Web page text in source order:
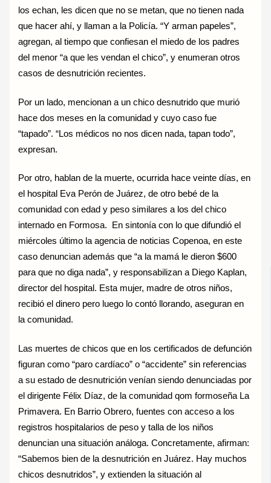
los echan, les dicen que no se metan, que no tienen nada
que hacer ahí, y llaman a la Policía. “Y arman papeles”,
agregan, al tiempo que confiesan el miedo de los padres
del menor “a que les vendan el chico”, y enumeran otros
casos de desnutrición recientes.
Por un lado, mencionan a un chico desnutrido que murió
hace dos meses en la comunidad y cuyo caso fue
“tapado”. “Los médicos no nos dicen nada, tapan todo”,
expresan.
Por otro, hablan de la muerte, ocurrida hace veinte días, en
el hospital Eva Perón de Juárez, de otro bebé de la
comunidad con edad y peso similares a los del chico
internado en Formosa. En sintonía con lo que difundió el
miércoles último la agencia de noticias Copenoa, en este
caso denuncian además que “a la mamá le dieron $600
para que no diga nada”, y responsabilizan a Diego Kaplan,
director del hospital. Esta mujer, madre de otros niños,
recibió el dinero pero luego lo contó llorando, aseguran en
la comunidad.
Las muertes de chicos que en los certificados de defunción
figuran como “paro cardíaco” o “accidente” sin referencias
a su estado de desnutrición venían siendo denunciadas por
el dirigente Félix Díaz, de la comunidad qom formoseña La
Primavera. En Barrio Obrero, fuentes con acceso a los
registros hospitalarios de peso y talla de los niños
denuncian una situación análoga. Concretamente, afirman:
“Sabemos bien de la desnutrición en Juárez. Hay muchos
chicos desnutridos”, y extienden la situación al